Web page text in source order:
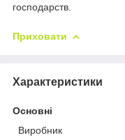
господарств.
Приховати
Характеристики
Основні
Виробник